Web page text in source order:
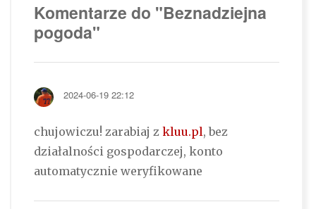
Komentarze do "Beznadziejna
pogoda"
2024-06-19 22:12
chujowiczu! zarabiaj z kluu.pl, bez
działalności gospodarczej, konto
automatycznie weryfikowane